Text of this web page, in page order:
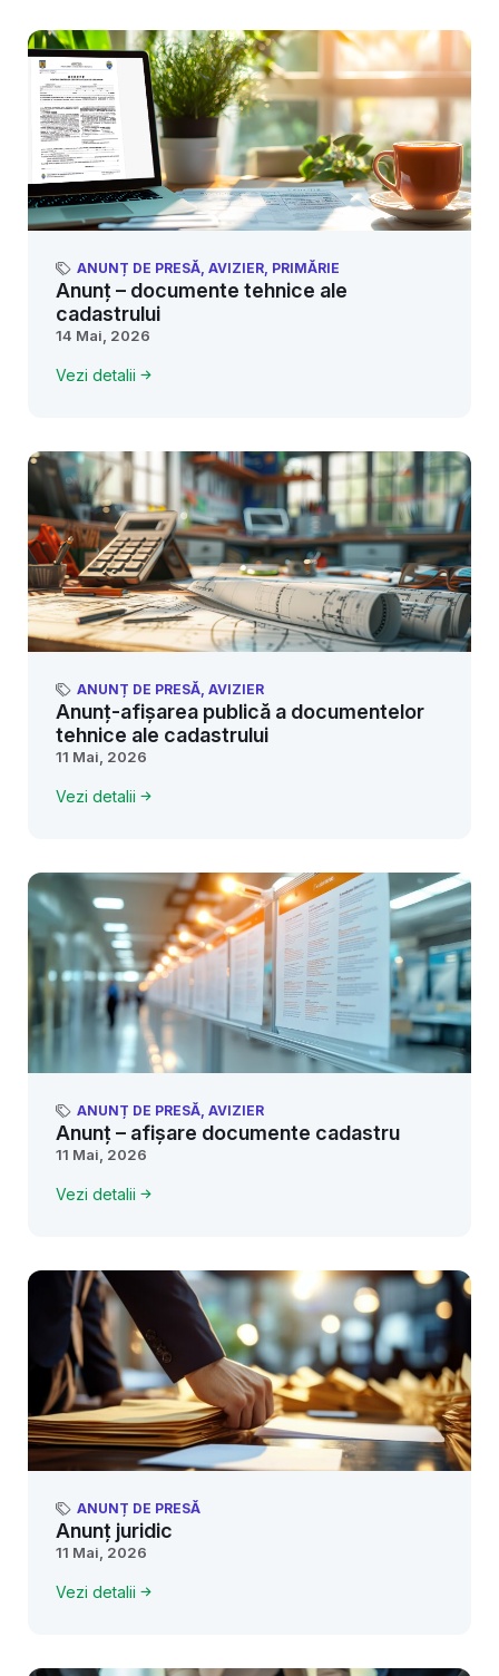
ANUNȚ DE PRESĂ, AVIZIER, PRIMĂRIE
Anunț – documente tehnice ale
cadastrului
14 Mai, 2026
Vezi detalii
ANUNȚ DE PRESĂ, AVIZIER
Anunț-afișarea publică a documentelor
tehnice ale cadastrului
11 Mai, 2026
Vezi detalii
ANUNȚ DE PRESĂ, AVIZIER
Anunț – afișare documente cadastru
11 Mai, 2026
Vezi detalii
ANUNȚ DE PRESĂ
Anunț juridic
11 Mai, 2026
Vezi detalii